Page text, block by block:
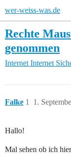
wer-weiss-was.de
Rechte
genommen
Internet Internet
Falke 1.
1
Hallo!
Mal sehen ob ich